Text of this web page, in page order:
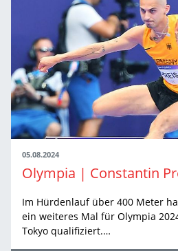
05.08.2024
Im Hürdenlauf über 400 Meter
ein weiteres Mal für Olympia
Tokyo qualifiziert.…